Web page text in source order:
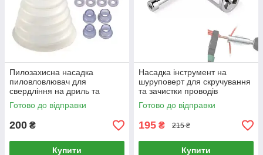
Пилозахисна насадка
пиловловлювач для
свердління на дриль та
перфоратор (для свердел 5–
12 мм, підшипник, силіконова
Готово до відправки
200 ₴
Купити
Насадка інструмент на
шуруповерт для скручування
та зачистки проводів
Готово до відправки
195 ₴ 215 ₴
Купити